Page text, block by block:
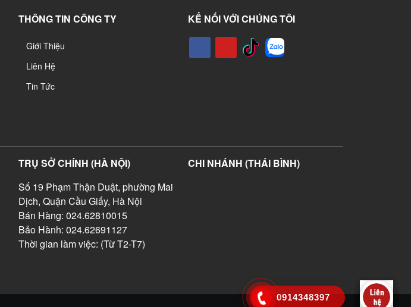
THÔNG TIN CÔNG TY
Giới Thiệu
Liên Hệ
Tin Tức
KẾ NỐI VỚI CHÚNG TÔI
TRỤ SỞ CHÍNH (HÀ NỘI)
Số 19 Phạm Thận Duật, phường Mai
Dịch, Quận Cầu Giấy, Hà Nội
Bán Hàng: 024.62810015
Bảo Hành: 024.62691127
Thời gian làm việc: (Từ T2-T7)
CHI NHÁNH (THÁI BÌNH)
0914348397